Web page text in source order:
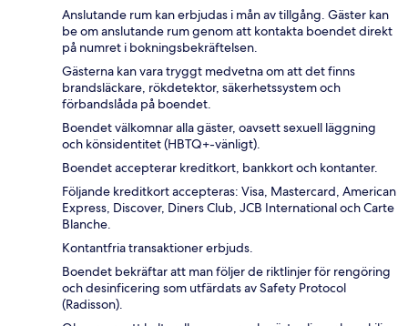
Anslutande rum kan erbjudas i mån av tillgång. Gäster kan
be om anslutande rum genom att kontakta boendet direkt
på numret i bokningsbekräftelsen.
Gästerna kan vara tryggt medvetna om att det finns
brandsläckare, rökdetektor, säkerhetssystem och
förbandslåda på boendet.
Boendet välkomnar alla gäster, oavsett sexuell läggning
och könsidentitet (HBTQ+-vänligt).
Boendet accepterar kreditkort, bankkort och kontanter.
Följande kreditkort accepteras: Visa, Mastercard, American
Express, Discover, Diners Club, JCB International och Carte
Blanche.
Kontantfria transaktioner erbjuds.
Boendet bekräftar att man följer de riktlinjer för rengöring
och desinficering som utfärdats av Safety Protocol
(Radisson).